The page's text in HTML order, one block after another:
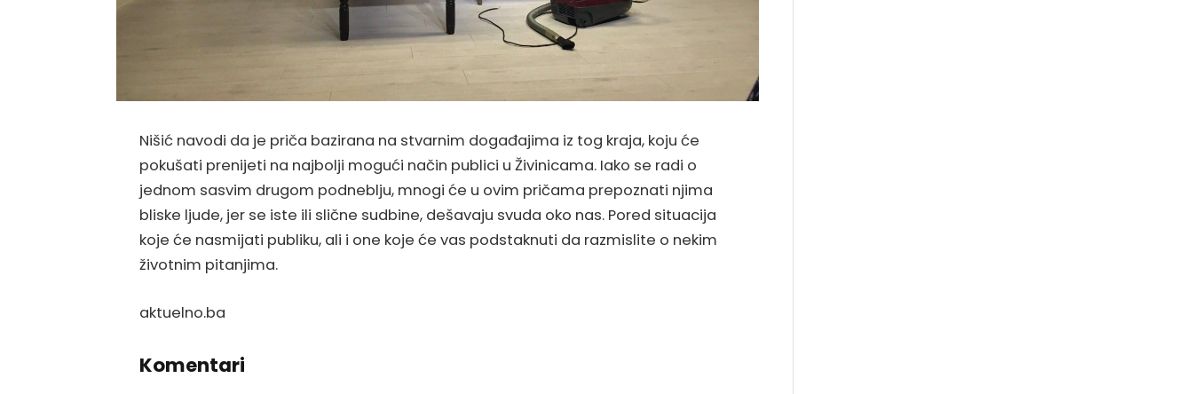
Nišić navodi da je priča bazirana na stvarnim događajima iz tog kraja, koju će
pokušati prenijeti na najbolji mogući način publici u Živinicama. Iako se radi o
jednom sasvim drugom podneblju, mnogi će u ovim pričama prepoznati njima
bliske ljude, jer se iste ili slične sudbine, dešavaju svuda oko nas. Pored situacija
koje će nasmijati publiku, ali i one koje će vas podstaknuti da razmislite o nekim
životnim pitanjima.
aktuelno.ba
Komentari